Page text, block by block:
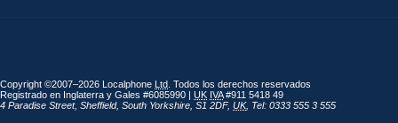
Copyright ©2007–2026 Localphone Ltd . Todos los derechos reservados
Registrado en Inglaterra y Gales #6085990 | UK IVA#911 5418 49
4 Paradise Street, Sheffield, South Yorkshire S1 2DF, UK, Tel: 0333 555 3 555